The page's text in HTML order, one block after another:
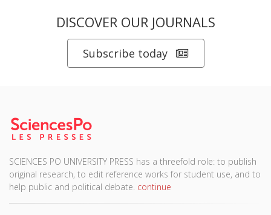
DISCOVER OUR JOURNALS
Subscribe today
SCIENCES PO UNIVERSITY PRESS has a threefold role: to publish
original research, to edit reference works for student use, and to
help public and political debate. continue